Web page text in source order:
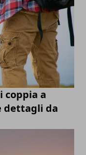
coppia a
dettagli da